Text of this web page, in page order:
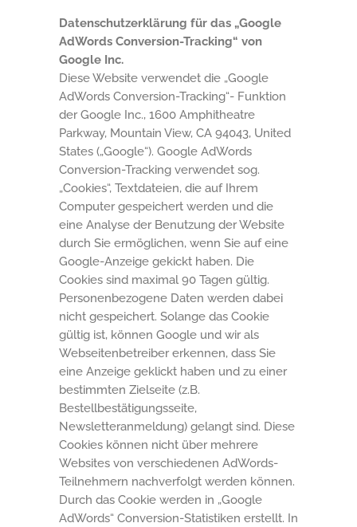
Datenschutzerklärung für das „Google
AdWords Conversion-Tracking“ von
Google Inc.
Diese Website verwendet die „Google
AdWords Conversion-Tracking“- Funktion
der Google Inc., 1600 Amphitheatre
Parkway, Mountain View, CA 94043, United
States („Google“). Google AdWords
Conversion-Tracking verwendet sog.
„Cookies“, Textdateien, die auf Ihrem
Computer gespeichert werden und die
eine Analyse der Benutzung der Website
durch Sie ermöglichen, wenn Sie auf eine
Google-Anzeige gekickt haben. Die
Cookies sind maximal 90 Tagen gültig.
Personenbezogene Daten werden dabei
nicht gespeichert. Solange das Cookie
gültig ist, können Google und wir als
Webseitenbetreiber erkennen, dass Sie
eine Anzeige geklickt haben und zu einer
bestimmten Zielseite (z.B.
Bestellbestätigungsseite,
Newsletteranmeldung) gelangt sind. Diese
Cookies können nicht über mehrere
Websites von verschiedenen AdWords-
Teilnehmern nachverfolgt werden können.
Durch das Cookie werden in „Google
AdWords“ Conversion-Statistiken erstellt. In